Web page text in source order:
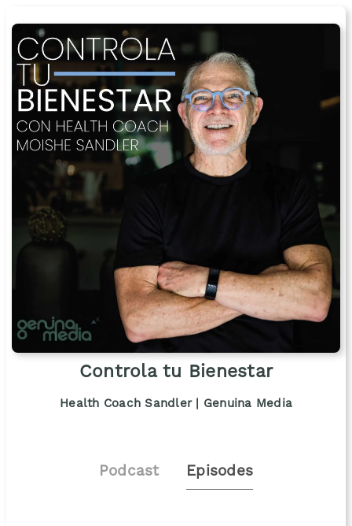
Controla tu Bienestar
Health Coach Sandler | Genuina Media
Podcast Episodes